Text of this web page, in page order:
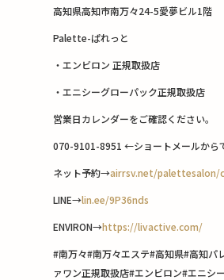
高知県高知市南万々24-5愛夢ビル1階
Palette-ぱれっと
・エンビロン 正規取扱店
・エニシーグローパック正規取扱店
営業日カレンダーをご確認ください。
070-9101-8951 ←ショートメールから
ネット予約→airrsv.net/palettesalon/
LINE→lin.ee/9P36nds
ENVIRON→https://livactive.com/
#南万々#南万々エステ#高知県#高知
ァワン正規取扱店#エンビロン#エニシ